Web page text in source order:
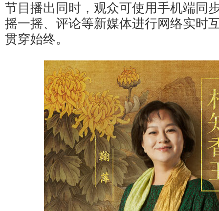
节目播出同时，观众可使用手机端同
摇一摇、评论等新媒体进行网络实时
贯穿始终。